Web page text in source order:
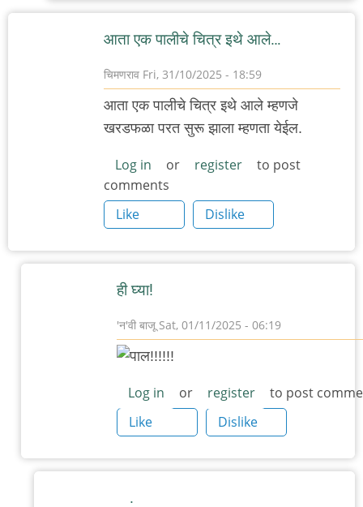
आता एक पालीचे चित्र इथे आले…
चिमणराव Fri, 31/10/2025 - 18:59
आता एक पालीचे चित्र इथे आले म्हणजे
खरडफळा परत सुरू झाला म्हणता येईल.
Log in or register
to post
comments
Like
Dislike
ही घ्या!
'न'वी बाजूSat, 01/11/2025 - 06:19
In
आता
एक
पालीचे
Log in or register
to post
Like
Dislike
.